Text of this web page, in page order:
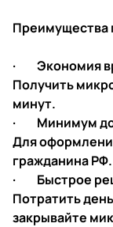
Преимущества
· Экономия
Получить
минут.
· Минимум
Для
гражданина РФ.
· Быстрое
Потратить
закрывайте